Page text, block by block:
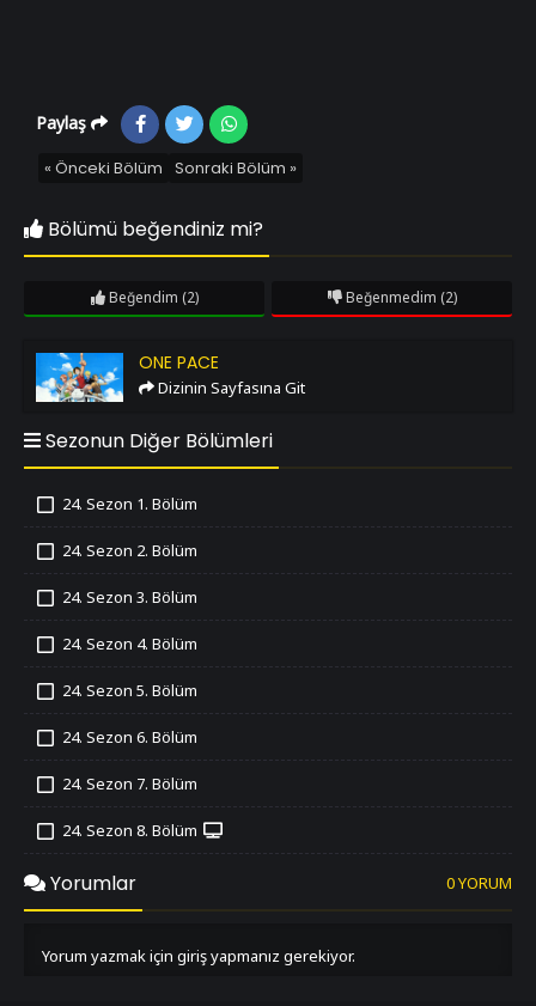
Paylaş
« Önceki Bölüm Sonraki Bölüm »
Bölümü beğendiniz mi?
Beğendim (2) Beğenmedim (2)
One Pace ONE PACE
Dizinin Sayfasına Git
Sezonun Diğer Bölümleri
24. Sezon 1. Bölüm
24. Sezon 2. Bölüm
24. Sezon 3. Bölüm
24. Sezon 4. Bölüm
24. Sezon 5. Bölüm
24. Sezon 6. Bölüm
24. Sezon 7. Bölüm
24. Sezon 8. Bölüm
İzledim
24. Sezon 9. Bölüm
İzledim
Yorumlar 0 YORUM
Yorum yazmak için giriş yapmanız gerekiyor.